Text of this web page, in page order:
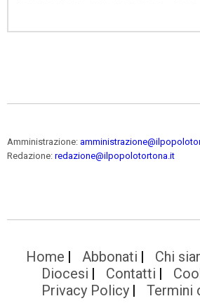
Amministrazione:
Redazione: redazione@ilpopolotortona.it
Home Abbonati Chi
Diocesi
Contatti
Privacy Policy
Termini